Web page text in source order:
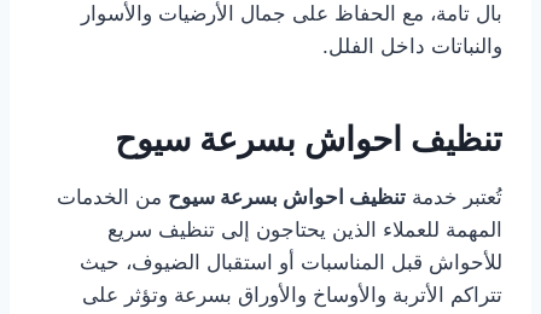
بال تامة، مع الحفاظ على جمال الأرضيات والأسوار
والنباتات داخل الفلل.
تنظيف احواش بسرعة سيوح
تُعتبر خدمة تنظيف احواش بسرعة سيوح من الخدمات
المهمة للعملاء الذين يحتاجون إلى تنظيف سريع
للأحواش قبل المناسبات أو استقبال الضيوف، حيث
تتراكم الأتربة والأوساخ والأوراق بسرعة وتؤثر على